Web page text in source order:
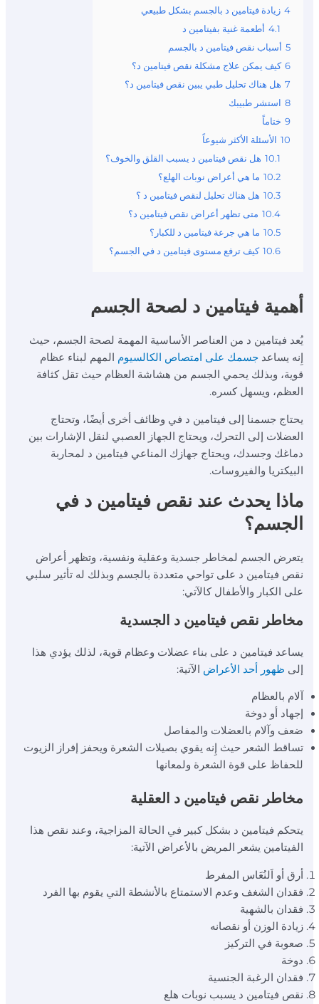
4 زيادة فيتامين د بالجسم بشكل طبيعي
4.1 أطعمة غنية بفيتامين د
5 أسباب نقص فيتامين د بالجسم
6 كيف يمكن علاج مشكلة نقص فيتامين د؟
7 هل هناك تحليل طبي يبين نقص فيتامين د؟
8 استشر طبيبك
9 ختاماً
10 الأسئلة الأكثر شيوعاً
10.1 هل نقص فيتامين د يسبب القلق والخوف؟
10.2 ما هي أعراض نوبات الهلع؟
10.3 هل هناك تحليل لنقص فيتامين د ؟
10.4 متى تظهر أعراض نقص فيتامين د؟
10.5 ما هي جرعة فيتامين د للكبار؟
10.6 كيف ترفع مستوى فيتامين د في الجسم؟
أهمية فيتامين د لصحة الجسم
يُعد فيتامين د من العناصر الأساسية المهمة لصحة الجسم، حيث
إِنه يساعدجسمك على امتصاص الكالسيوم المهم لبناء عظام
قوية، وبذلك يحمي الجسم من هشاشة العظام حيث تقل كثافة
العظم، ويسهل كسره.
يحتاج جسمنا إلى فيتامين د في وظائف أخرى أيضًا، وتحتاج
العضلات إلى التحرك، ويحتاج الجهاز العصبي لنقل الإشارات بين
دماغك وجسدك، ويحتاج جهازك المناعي فيتامين د لمحاربة
البيكتريا والفيروسات.
ماذا يحدث عند نقص فيتامين د في
الجسم؟
يتعرض الجسم لمخاطر جسدية وعقلية ونفسية، وتظهر أعراض
نقص فيتامين د على تواحي متعددة بالجسم وبذلك له تأثير سلبي
على الكبار والأطفال كالآتي:
مخاطر نقص فيتامين د الجسدية
يساعد فيتامين د على بناء عضلات وعظام قوية، لذلك يؤدي هذا
إلى ظهور أحد الأعراض الآتية:
آلام بالعظام
إجهاد أو دوخة
ضعف وآلام بالعضلات والمفاصل
تساقط الشعر حيث إِنه يقوي بصيلات الشعرة ويحفز إفراز الزيوت
للحفاظ على قوة الشعرة ولمعانها
مخاطر نقص فيتامين د العقلية
يتحكم فيتامين د بشكل كبير في الحالة المزاجية، وعند نقص هذا
الفيتامين يشعر المريض بالأعراض الآتية:
أرق أو اَلنُعَاس المفرط
فقدان الشغف وعدم الاستمتاع بالأنشطة التي يقوم بها الفرد
فقدان بالشهية
زيادة الوزن أو نقصانه
صعوبة في التركيز
دوخة
فقدان الرغبة الجنسية
نقص فيتامين د يسبب نوبات هلع